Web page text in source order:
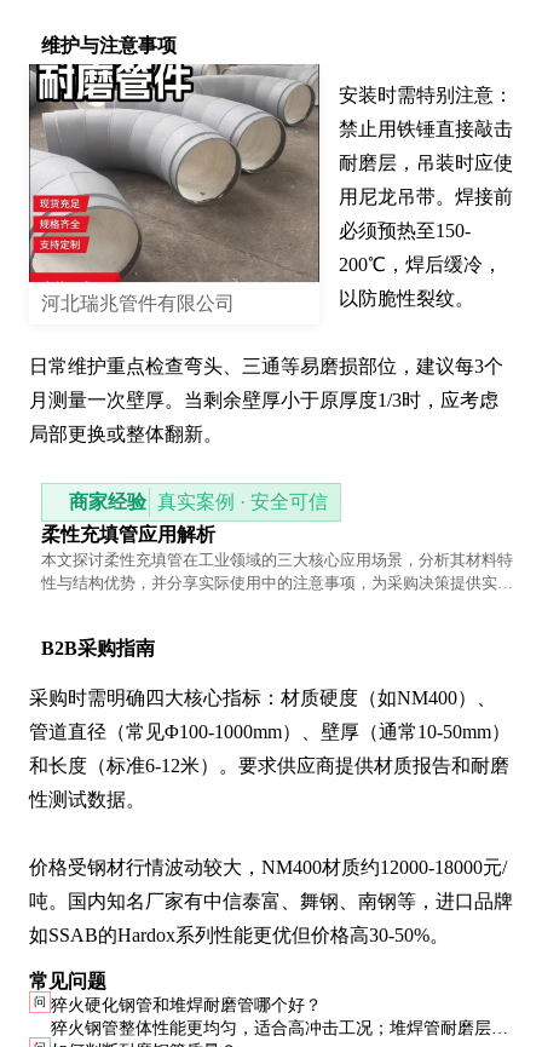
维护与注意事项
河北瑞兆管件有限公司
安装时需特别注意：
禁止用铁锤直接敲击
耐磨层，吊装时应使
用尼龙吊带。焊接前
必须预热至150-
200℃，焊后缓冷，
以防脆性裂纹。
日常维护重点检查弯头、三通等易磨损部位，建议每3个
月测量一次壁厚。当剩余壁厚小于原厚度1/3时，应考虑
局部更换或整体翻新。
商家经验 真实案例 · 安全可信
柔性充填管应用解析
本文探讨柔性充填管在工业领域的三大核心应用场景，分析其材料特
性与结构优势，并分享实际使用中的注意事项，为采购决策提供实用
B2B采购指南
采购时需明确四大核心指标：材质硬度（如NM400）、
管道直径（常见Φ100-1000mm）、壁厚（通常10-50mm）
和长度（标准6-12米）。要求供应商提供材质报告和耐磨
性测试数据。
价格受钢材行情波动较大，NM400材质约12000-18000元/
吨。国内知名厂家有中信泰富、舞钢、南钢等，进口品牌
如SSAB的Hardox系列性能更优但价格高30-50%。
常见问题
问 猝火硬化钢管和堆焊耐磨管哪个好？
猝火钢管整体性能更均匀，适合高冲击工况；堆焊管耐磨层更